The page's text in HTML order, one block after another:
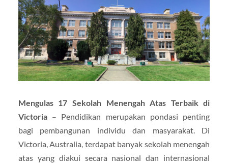
Mengulas 17 Sekolah Menengah Atas Terbaik di
Victoria– Pendidikan merupakan pondasi penting
bagi pembangunan individu dan masyarakat. Di
Victoria, Australia, terdapat banyak sekolah menengah
atas yang diakui secara nasional dan internasional